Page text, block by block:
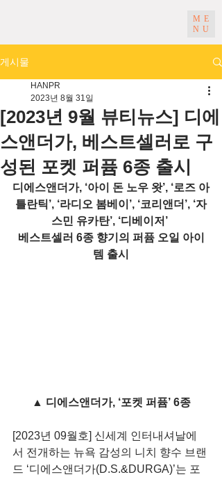
ME
NU
게시물
[2023년 9월 뷰티뉴스] 디에
스앤더가, 베스트셀러로 구
성된 포켓 퍼퓸 6종 출시
HANPR
2023년 8월 31일
디에스앤더가, ‘아이 돈 노우 왓’, ‘로즈 아
틀란틱’, ‘라디오 봄베이’, ‘코리앤더’, ‘자
스민 유카탄’, ‘디베이저’
베스트셀러 6종 향기의 퍼퓸 오일 아이
템 출시
▲ 디에스앤더가, ‘포켓 퍼퓸’ 6종
[2023년 09월호] 신세계 인터내셔날에
서 전개하는 뉴욕 감성의 니치 향수 브랜
드 ‘디에스앤더가(D.S.&DURGA)’는 포